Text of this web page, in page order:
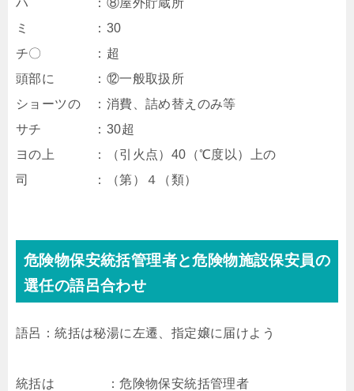
ハ ：⑧屋外貯蔵所
ミ ：30
チ〇 ：超
頭部に ：⑫一般取扱所
ショーツの ：消費、詰め替えのみ等
サチ ：30超
ヨの上 ：（引火点）40（℃度以）上の
司 ：（第）４（類）
危険物保安統括管理者と危険物施設保安員の
選任の語呂合わせ
語呂：統括は秘湯に左遷、指定嬢に届けよう
統括は ：危険物保安統括管理者